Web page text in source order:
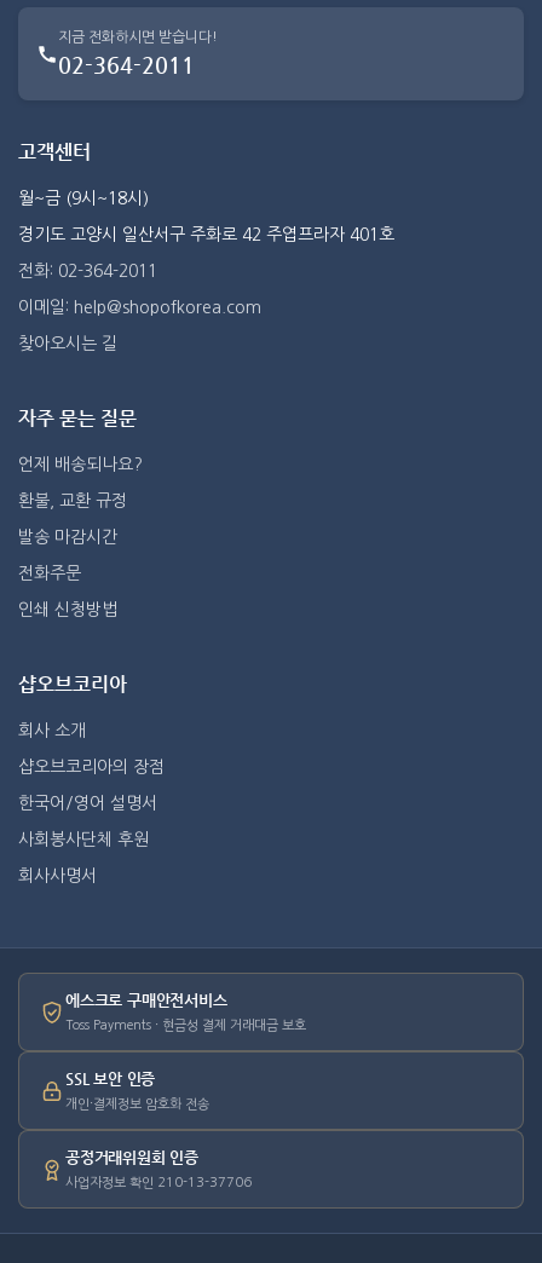
지금 전화하시면 받습니다!
02-364-2011
고객센터
월~금 (9시~18시)
경기도 고양시 일산서구 주화로 42 주엽프라자 401호
전화: 02-364-2011
이메일: help@shopofkorea.com
찾아오시는 길
자주 묻는 질문
언제 배송되나요?
환불, 교환 규정
발송 마감시간
전화주문
인쇄 신청방법
샵오브코리아
회사 소개
샵오브코리아의 장점
한국어/영어 설명서
사회봉사단체 후원
회사사명서
에스크로 구매안전서비스
Toss Payments · 현금성 결제 거래대금 보호
SSL 보안 인증
개인·결제정보 암호화 전송
공정거래위원회 인증
사업자정보 확인 210-13-37706